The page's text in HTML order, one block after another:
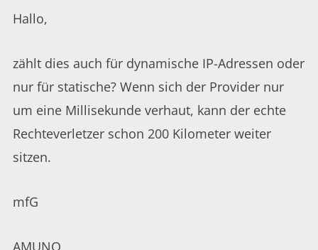
Hallo,
zählt dies auch für dynamische IP-Adressen oder
nur für statische? Wenn sich der Provider nur
um eine Millisekunde verhaut, kann der echte
Rechteverletzer schon 200 Kilometer weiter
sitzen.
mfG
AMUNO